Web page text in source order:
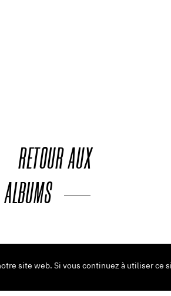
RETOURAUX
ALBUMS
site web. Si vous continuez à utiliser ce